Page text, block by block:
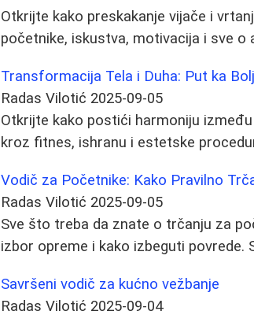
Otkrijte kako preskakanje vijače i
početnike, iskustva, motivacija i sve
Transformacija Tela i Duha: Put ka
Radas Vilotić 2025-09-05
Otkrijte kako postići harmoniju
kroz fitnes, ishranu i estetske
Vodič za Početnike: Kako Pravilno
Radas Vilotić 2025-09-05
Sve što treba da znate o trčanju za
izbor opreme i kako izbeguti
Savršeni vodič za kućno vežbanje
Radas Vilotić 2025-09-04